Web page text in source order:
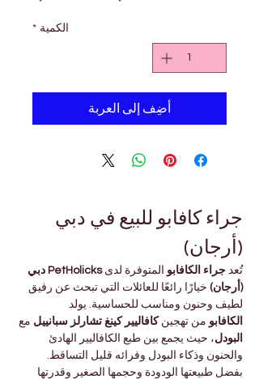
الكمية *
أضِف إلى العربة
جراء كافابو للبيع في دبي
(أرجان)
تُعد جراء الكافابو المتوفرة لدى
PetHolicks دبي
(أرجان) خيارًا رائعًا للعائلات التي تبحث عن رفيق
لطيف وحنون ومناسب للحساسية. يولد
الكافابو من تهجين كافاليير كينغ تشارلز سبانييل مع
البودل، حيث يجمع بين طبع الكافاليير الهادئ
والحنون وذكاء البودل وفرائه قليل التساقط.
بفضل طبيعتها الودودة وحجمها الصغير وقدرتها